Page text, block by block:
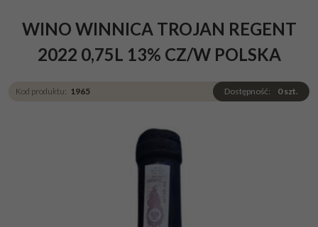
WINO WINNICA TROJAN REGENT
2022 0,75L 13% CZ/W POLSKA
Kod produktu: 1965 Dostępność: 0szt.